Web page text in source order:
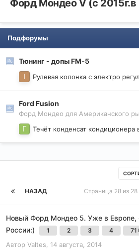
Форд Мондео V (с
Подфорумы
Тюнинг - допы FM-5
Ford Fusion
Форд Мондео для Американского
Течёт конденсат кондиционера
НАЗАД Страница 28 из 28
Новый Форд Мондео 5. Уже в Европе,
России:)
1 2 3 4 71
Автор Valtes 14 августа, 2014